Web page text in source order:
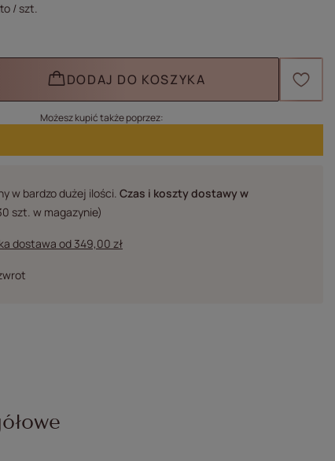
/szt.
DODAJ DO KOSZYKA
Możesz kupić także poprzez:
w bardzo dużej ilości Czas i koszty dostawyw
szt. w magazynie)
dostawa od 349,00 zł